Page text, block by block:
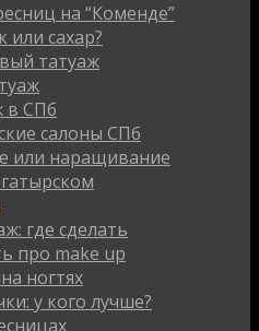
на “Коменде”
или сахар?
татуаж
в СПб
салоны СПб
или наращивание
где сделать
про make up
ногтях
у кого лучше?